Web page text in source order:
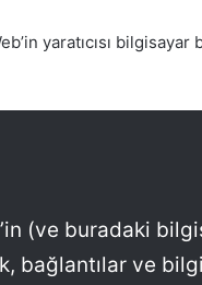
yaratıcısı bilgisayar
(ve buradaki
bağlantılar ve